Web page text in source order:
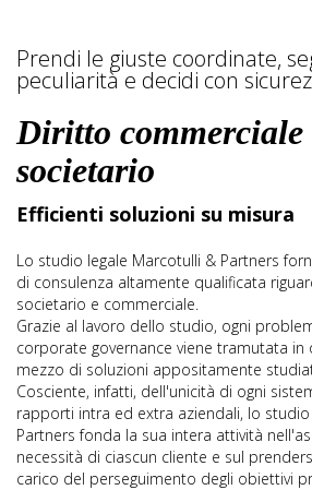
Prendi le giuste coordinate,
peculiarità e decidi con
Diritto commerciale
societario
Efficienti soluzioni su misura
Lo studio legale Marcotulli & Partners
di consulenza altamente qualificata
societario e commerciale.
Grazie al lavoro dello studio, ogni
corporate governance viene tramutata
mezzo di soluzioni appositamente
Cosciente, infatti, dell'unicità di ogni
rapporti intra ed extra aziendali, lo
Partners fonda la sua intera attività
necessità di ciascun cliente e sul
carico del perseguimento degli obiettivi